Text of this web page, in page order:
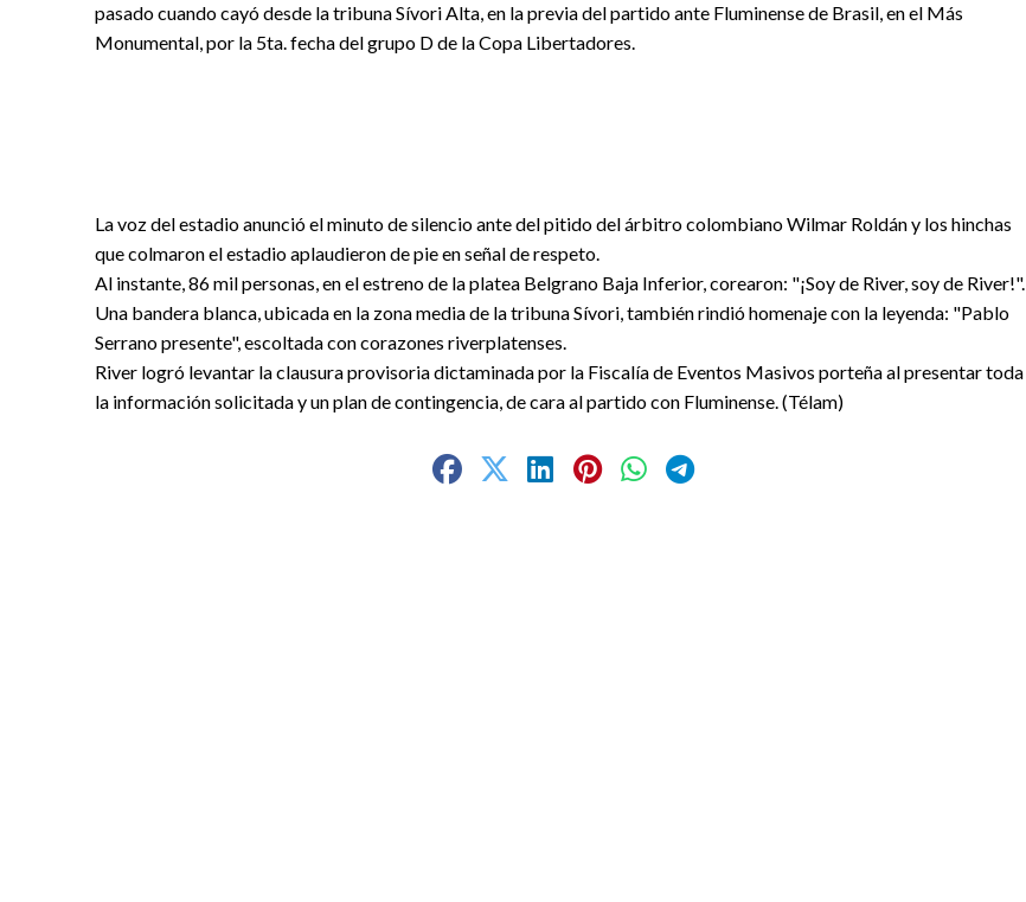
pasado cuando cayó desde la tribuna Sívori Alta, en la previa del partido ante Fluminense de Brasil, en el Más
Monumental, por la 5ta. fecha del grupo D de la Copa Libertadores.
La voz del estadio anunció el minuto de silencio ante del pitido del árbitro colombiano Wilmar Roldán y los hinchas
que colmaron el estadio aplaudieron de pie en señal de respeto.
Al instante, 86 mil personas, en el estreno de la platea Belgrano Baja Inferior, corearon: "¡Soy de River, soy de River!".
Una bandera blanca, ubicada en la zona media de la tribuna Sívori, también rindió homenaje con la leyenda: "Pablo
Serrano presente", escoltada con corazones riverplatenses.
River logró levantar la clausura provisoria dictaminada por la Fiscalía de Eventos Masivos porteña al presentar toda
la información solicitada y un plan de contingencia, de cara al partido con Fluminense. (Télam)